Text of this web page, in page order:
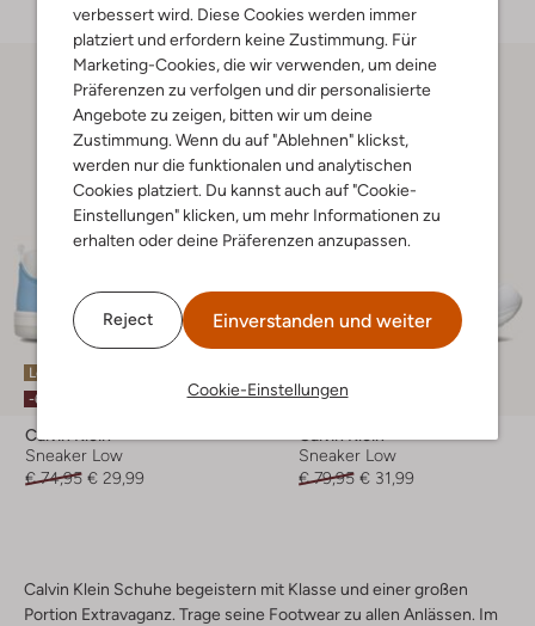
verbessert wird. Diese Cookies werden immer
platziert und erfordern keine Zustimmung. Für
Marketing-Cookies, die wir verwenden, um deine
Präferenzen zu verfolgen und dir personalisierte
Angebote zu zeigen, bitten wir um deine
Zustimmung. Wenn du auf "Ablehnen" klickst,
werden nur die funktionalen und analytischen
Cookies platziert. Du kannst auch auf "Cookie-
Einstellungen" klicken, um mehr Informationen zu
erhalten oder deine Präferenzen anzupassen.
Reject Einverstanden und weiter
Cookie-Einstellungen
Letzter Artikel
-60%
Calvin Klein
Sneaker Low
€ 74,95 € 29,99
-60%
Calvin Klein
Sneaker Low
€ 79,95 € 31,99
Calvin Klein Schuhe begeistern mit Klasse und einer großen
Portion Extravaganz. Trage seine Footwear zu allen Anlässen. Im